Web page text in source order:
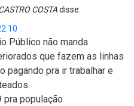
COSTAdisse:
Público não manda
que fazem as linhas
pagando pra ir trabalhar e
pra população